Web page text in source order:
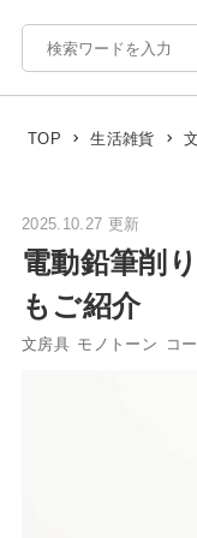
TOP 生活雑貨
2025.10.27 更新
電動鉛筆削
もご紹介
文房具 モノトーン コ